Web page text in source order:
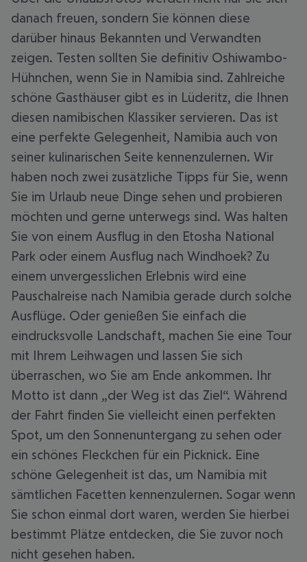
danach freuen, sondern Sie können diese
darüber hinaus Bekannten und Verwandten
zeigen. Testen sollten Sie definitiv Oshiwambo-
Hühnchen, wenn Sie in Namibia sind. Zahlreiche
schöne Gasthäuser gibt es in Lüderitz, die Ihnen
diesen namibischen Klassiker servieren. Das ist
eine perfekte Gelegenheit, Namibia auch von
seiner kulinarischen Seite kennenzulernen. Wir
haben noch zwei zusätzliche Tipps für Sie, wenn
Sie im Urlaub neue Dinge sehen und probieren
möchten und gerne unterwegs sind. Was halten
Sie von einem Ausflug in den Etosha National
Park oder einem Ausflug nach Windhoek? Zu
einem unvergesslichen Erlebnis wird eine
Pauschalreise nach Namibia gerade durch solche
Ausflüge. Oder genießen Sie einfach die
eindrucksvolle Landschaft, machen Sie eine Tour
mit Ihrem Leihwagen und lassen Sie sich
überraschen, wo Sie am Ende ankommen. Ihr
Motto ist dann „der Weg ist das Ziel“. Während
der Fahrt finden Sie vielleicht einen perfekten
Spot, um den Sonnenuntergang zu sehen oder
ein schönes Fleckchen für ein Picknick. Eine
schöne Gelegenheit ist das, um Namibia mit
sämtlichen Facetten kennenzulernen. Sogar wenn
Sie schon einmal dort waren, werden Sie hierbei
bestimmt Plätze entdecken, die Sie zuvor noch
nicht gesehen haben.